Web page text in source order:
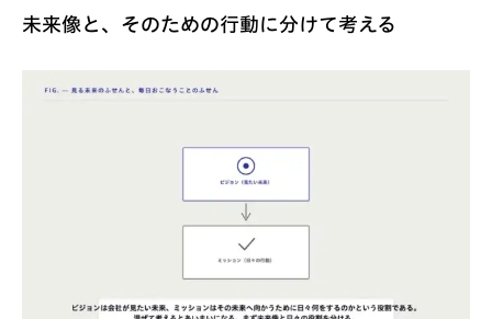
未来像と、そのための行動に分けて考える